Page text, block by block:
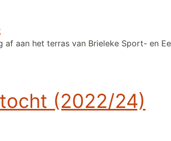
af aan het terras van Brieleke Sport- en
(2022/24)